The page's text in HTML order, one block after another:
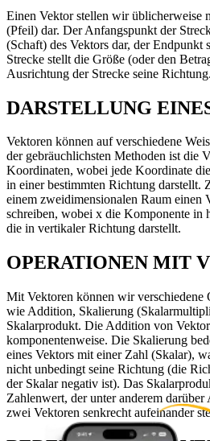
Einen Vektor stellen wir üblicherweise
(Pfeil) dar. Der Anfangspunkt der
(Schaft) des Vektors dar, der Endpunkt
Strecke stellt die Größe (oder den
Ausrichtung der Strecke seine Richtung.
DARSTELLUNG
Vektoren können auf verschiedene
der gebräuchlichsten Methoden ist die
Koordinaten, wobei jede Koordinate
in einer bestimmten Richtung darstellt.
einem zweidimensionalen Raum einen
schreiben, wobei x die Komponente in
die in vertikaler Richtung darstellt.
OPERATIONEN MIT
Mit Vektoren können wir verschiedene
wie Addition, Skalierung
Skalarprodukt. Die Addition von
komponentenweise. Die Skalierung
eines Vektors mit einer Zahl (Skalar),
nicht unbedingt seine Richtung (die
der Skalar negativ ist). Das
Zahlenwert, der unter anderem
zwei Vektoren senkrecht aufeinander